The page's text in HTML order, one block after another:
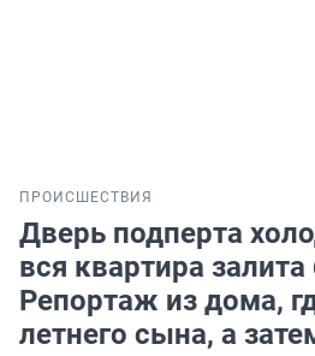
ПРОИСШЕСТВИЯ
Дверь подперта
вся квартира
Репортаж из дома,
летнего сына, а